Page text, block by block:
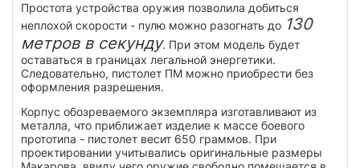
Простота устройства оружия позволила добиться
неплохой скорости - пулю можно разогнать до 130
метров в секунду. При этом модель будет
оставаться в границах легальной энергетики.
Следовательно, пистолет ПМ можно приобрести без
оформления разрешения.
Корпус обозреваемого экземпляра изготавливают из
металла, что приближает изделие к массе боевого
прототипа - пистолет весит 650 граммов. При
проектировании учитывались оригинальные размеры